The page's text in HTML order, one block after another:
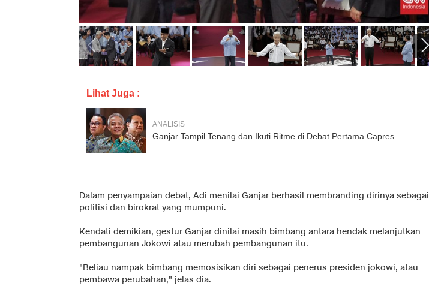
Lihat Juga :
ANALISIS
Ganjar Tampil Tenang dan Ikuti Ritme di Debat Pertama Capres
Dalam penyampaian debat, Adi menilai Ganjar berhasil membranding dirinya sebagai
politisi dan birokrat yang mumpuni.
Kendati demikian, gestur Ganjar dinilai masih bimbang antara hendak melanjutkan
pembangunan Jokowi atau merubah pembangunan itu.
"Beliau nampak bimbang memosisikan diri sebagai penerus presiden jokowi, atau
pembawa perubahan," jelas dia.